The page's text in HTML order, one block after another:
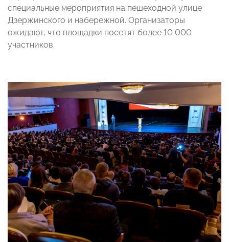
специальные мероприятия на пешеходной улице
Дзержинского и набережной. Организаторы
ожидают, что площадки посетят более 10 000
участников.